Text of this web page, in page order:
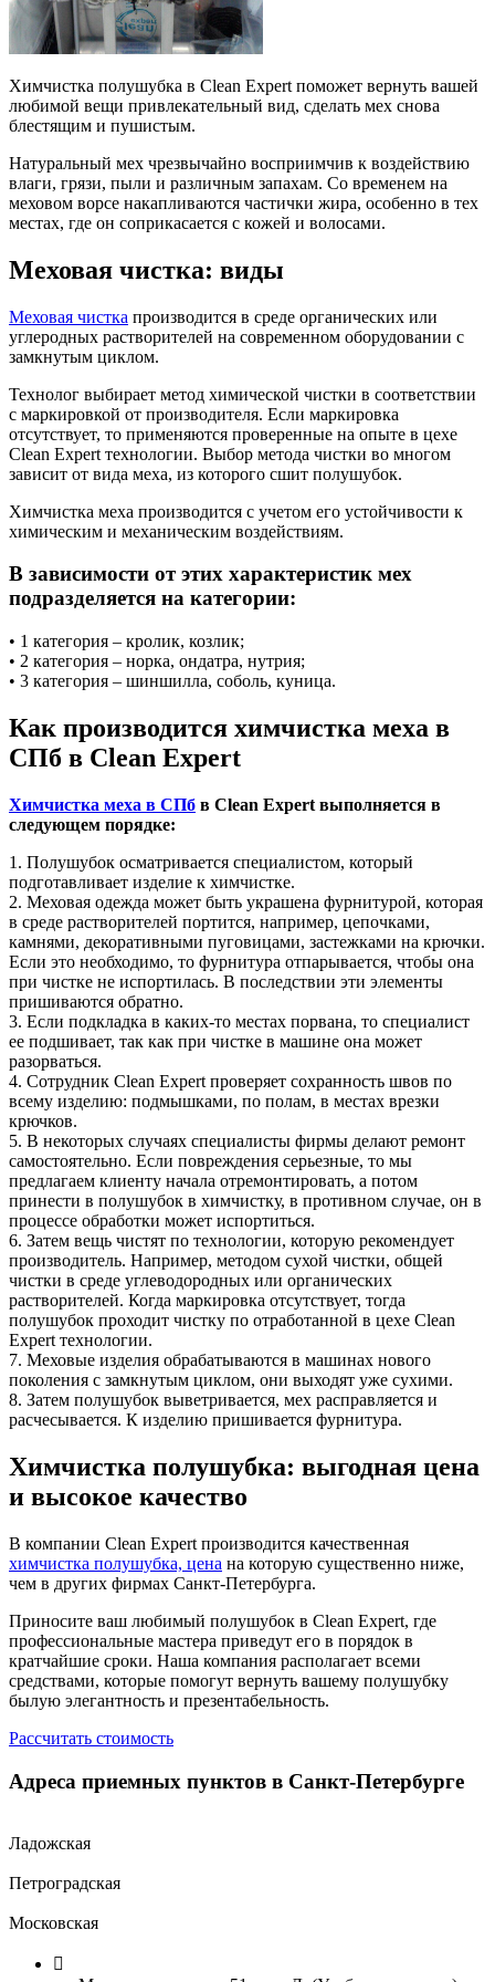
Химчистка полушубка в Clean Expert поможет вернуть вашей
любимой вещи привлекательный вид, сделать мех снова
блестящим и пушистым.
Натуральный мех чрезвычайно восприимчив к воздействию
влаги, грязи, пыли и различным запахам. Со временем на
меховом ворсе накапливаются частички жира, особенно в тех
местах, где он соприкасается с кожей и волосами.
Меховая чистка: виды
Меховая чистка производится в среде органических или
углеродных растворителей на современном оборудовании с
замкнутым циклом.
Технолог выбирает метод химической чистки в соответствии
с маркировкой от производителя. Если маркировка
отсутствует, то применяются проверенные на опыте в цехе
Clean Expert технологии. Выбор метода чистки во многом
зависит от вида меха, из которого сшит полушубок.
Химчистка меха производится с учетом его устойчивости к
химическим и механическим воздействиям.
В зависимости от этих характеристик мех
подразделяется на категории:
• 1 категория – кролик, козлик;
• 2 категория – норка, ондатра, нутрия;
• 3 категория – шиншилла, соболь, куница.
Как производится химчистка меха в
СПб в Clean Expert
Химчистка меха в СПб в Clean Expert выполняется в
следующем порядке:
1. Полушубок осматривается специалистом, который
подготавливает изделие к химчистке.
2. Меховая одежда может быть украшена фурнитурой, которая
в среде растворителей портится, например, цепочками,
камнями, декоративными пуговицами, застежками на крючки.
Если это необходимо, то фурнитура отпарывается, чтобы она
при чистке не испортилась. В последствии эти элементы
пришиваются обратно.
3. Если подкладка в каких-то местах порвана, то специалист
ее подшивает, так как при чистке в машине она может
разорваться.
4. Сотрудник Clean Expert проверяет сохранность швов по
всему изделию: подмышками, по полам, в местах врезки
крючков.
5. В некоторых случаях специалисты фирмы делают ремонт
самостоятельно. Если повреждения серьезные, то мы
предлагаем клиенту начала отремонтировать, а потом
принести в полушубок в химчистку, в противном случае, он в
процессе обработки может испортиться.
6. Затем вещь чистят по технологии, которую рекомендует
производитель. Например, методом сухой чистки, общей
чистки в среде углеводородных или органических
растворителей. Когда маркировка отсутствует, тогда
полушубок проходит чистку по отработанной в цехе Clean
Expert технологии.
7. Меховые изделия обрабатываются в машинах нового
поколения с замкнутым циклом, они выходят уже сухими.
8. Затем полушубок выветривается, мех расправляется и
расчесывается. К изделию пришивается фурнитура.
Химчистка полушубка: выгодная цена
и высокое качество
В компании Clean Expert производится качественная
химчистка полушубка, цена на которую существенно ниже,
чем в других фирмах Санкт-Петербурга.
Приносите ваш любимый полушубок в Clean Expert, где
профессиональные мастера приведут его в порядок в
кратчайшие сроки. Наша компания располагает всеми
средствами, которые помогут вернуть вашему полушубку
былую элегантность и презентабельность.
Рассчитать стоимость
Адреса приемных пунктов в Санкт-Петербурге
Ладожская
Петроградская
Московская
